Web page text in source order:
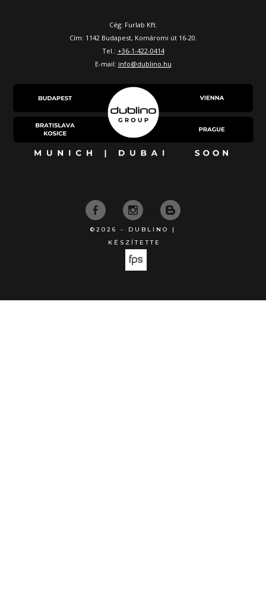
Cég: Furlab Kft.
Cím: 1142 Budapest, Komáromi út 16-20.
Tel.: +36-1-422-0414
E-mail: info@dublino.hu
©2026 - DUBLINO |
KÉSZÍTETTE